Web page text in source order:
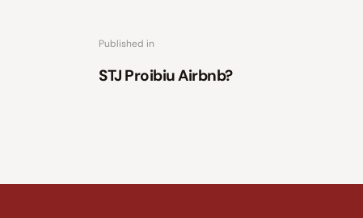
Published in
STJ Proibiu Airbnb?